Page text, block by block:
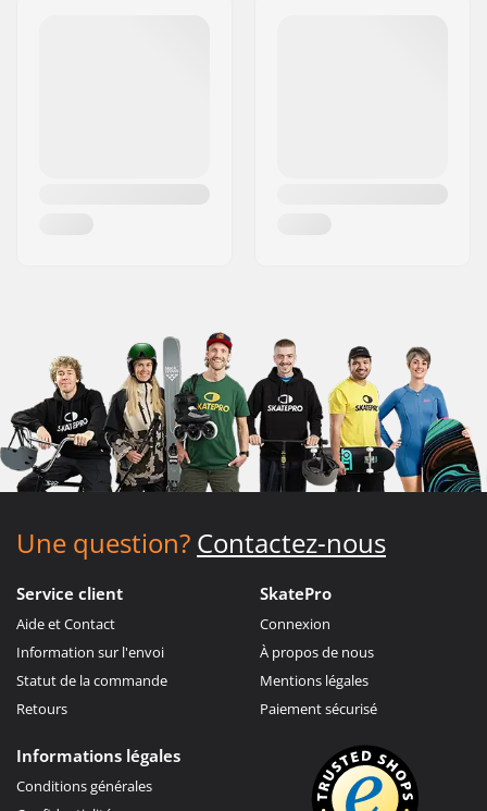
Une question? Contactez-nous
Service client
Aide et Contact
Information sur l'envoi
Statut de la commande
Retours
SkatePro
Connexion
À propos de nous
Mentions légales
Paiement sécurisé
Informations légales
Conditions générales